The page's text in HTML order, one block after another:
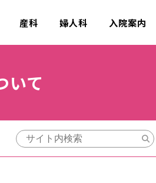
産科 婦人科 入院案内
いて